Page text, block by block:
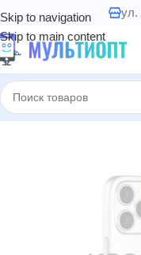
Skip to navigation
Skip to main content
ул.